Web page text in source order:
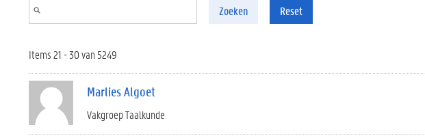
Zoeken Reset
Items 21 - 30 van 5249
Marlies Algoet
Vakgroep Taalkunde